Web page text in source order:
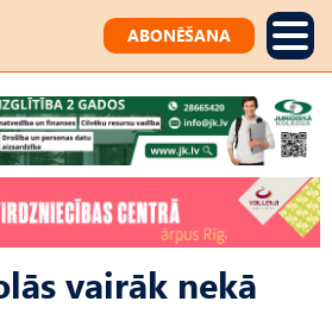
ABONĒŠANA
vairāk nekā